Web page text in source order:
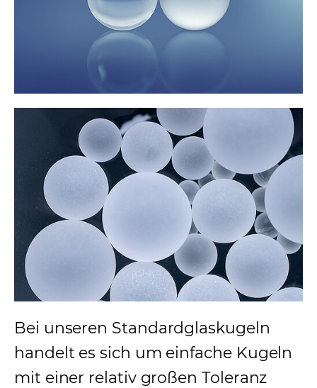
Bei unseren Standardglaskugeln
handelt es sich um einfache Kugeln
mit einer relativ großen Toleranz